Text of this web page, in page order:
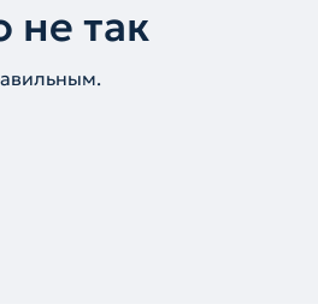
не так